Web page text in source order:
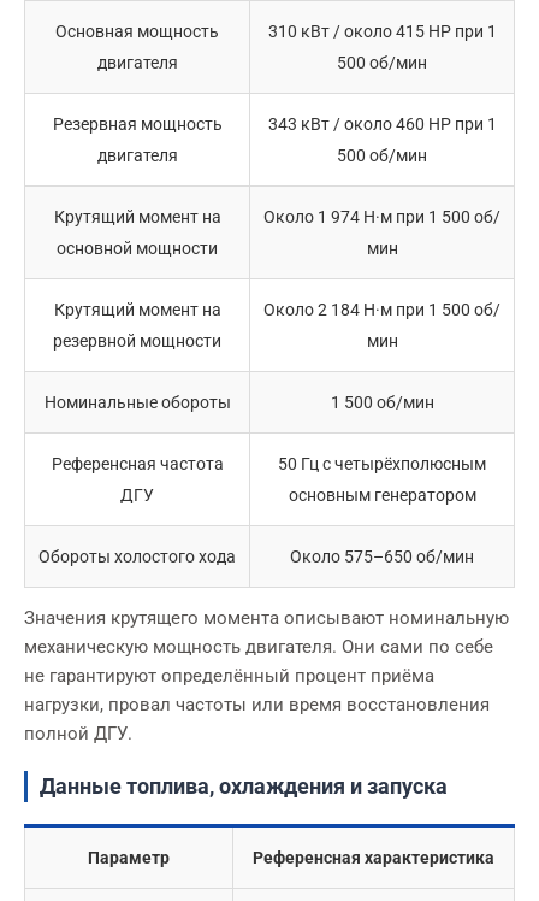
Основная мощность
двигателя
310 кВт / около 415 HP при 1
500 об/мин
Резервная мощность
двигателя
343 кВт / около 460 HP при 1
500 об/мин
Крутящий момент на
основной мощности
Около 1 974 Н·м при 1 500 об/
мин
Крутящий момент на
резервной мощности
Около 2 184 Н·м при 1 500 об/
мин
Номинальные обороты 1 500 об/мин
Референсная частота
ДГУ
50 Гц с четырёхполюсным
основным генератором
Обороты холостого хода Около 575–650 об/мин
Значения крутящего момента описывают номинальную
механическую мощность двигателя. Они сами по себе
не гарантируют определённый процент приёма
нагрузки, провал частоты или время восстановления
полной ДГУ.
Данные топлива, охлаждения и запуска
Параметр Референсная характеристика